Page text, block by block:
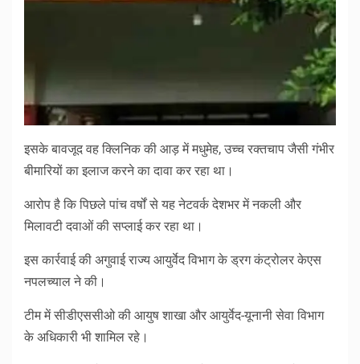
इसके बावजूद वह क्लिनिक की आड़ में मधुमेह, उच्च रक्तचाप जैसी गंभीर
बीमारियों का इलाज करने का दावा कर रहा था।
आरोप है कि पिछले पांच वर्षों से यह नेटवर्क देशभर में नकली और
मिलावटी दवाओं की सप्लाई कर रहा था।
इस कार्रवाई की अगुवाई राज्य आयुर्वेद विभाग के ड्रग कंट्रोलर केएस
नपलच्याल ने की।
टीम में सीडीएससीओ की आयुष शाखा और आयुर्वेद-यूनानी सेवा विभाग
के अधिकारी भी शामिल रहे।